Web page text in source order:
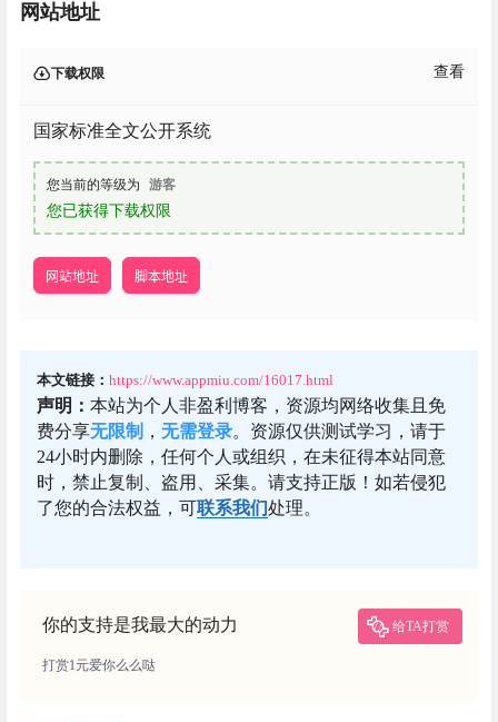
网站地址
下载权限 查看
国家标准全文公开系统
您当前的等级为 游客
您已获得下载权限
网站地址 脚本地址
本文链接： https://www.appmiu.com/16017.html
声明： 本站为个人非盈利博客，资源均网络收集且免
费分享无限制 ， 无需登录。资源仅供测试学习，请于
24小时内删除，任何个人或组织，在未征得本站同意
时，禁止复制、盗用、采集。请支持正版！如若侵犯
了您的合法权益，可联系我们处理。
你的支持是我最大的动力 给TA打赏
打赏1元爱你么么哒